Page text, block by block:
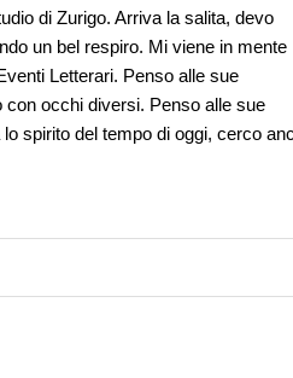
di Zurigo. Arriva la salita, devo
un bel respiro. Mi viene in mente
Letterari. Penso alle sue
con occhi diversi. Penso alle sue
spirito del tempo di oggi, cerco